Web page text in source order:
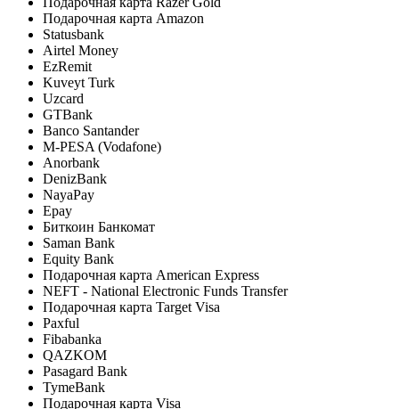
Подарочная карта Amazon
Statusbank
Airtel Money
EzRemit
Kuveyt Turk
Uzcard
GTBank
Banco Santander
M-PESA (Vodafone)
Anorbank
DenizBank
NayaPay
Epay
Биткоин Банкомат
Saman Bank
Equity Bank
Подарочная карта American Express
NEFT - National Electronic Funds Transfer
Подарочная карта Target Visa
Paxful
Fibabanka
QAZKOM
Pasagard Bank
TymeBank
Подарочная карта Visa